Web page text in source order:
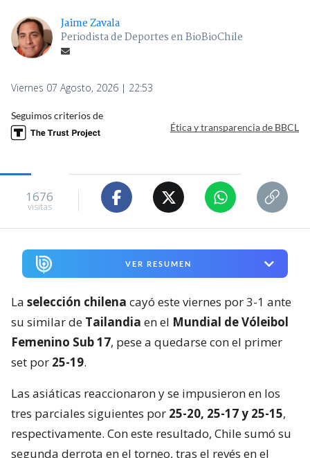
Jaime Zavala
Periodista de Deportes en BioBioChile
Viernes 07 Agosto, 2026 | 22:53
Seguimos criterios de
Ética y transparencia de BBCL
1676
visitas
VER RESUMEN
La selección chilena cayó este viernes por 3-1 ante
su similar de Tailandia en el Mundial de Vóleibol
Femenino Sub 17, pese a quedarse con el primer
set por 25-19.
Las asiáticas reaccionaron y se impusieron en los
tres parciales siguientes por 25-20, 25-17 y 25-15,
respectivamente. Con este resultado, Chile sumó su
segunda derrota en el torneo, tras el revés en el